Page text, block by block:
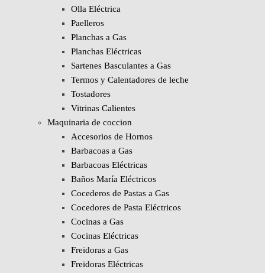
Olla Eléctrica
Paelleros
Planchas a Gas
Planchas Eléctricas
Sartenes Basculantes a Gas
Termos y Calentadores de leche
Tostadores
Vitrinas Calientes
Maquinaria de coccion
Accesorios de Hornos
Barbacoas a Gas
Barbacoas Eléctricas
Baños María Eléctricos
Cocederos de Pastas a Gas
Cocedores de Pasta Eléctricos
Cocinas a Gas
Cocinas Eléctricas
Freidoras a Gas
Freidoras Eléctricas